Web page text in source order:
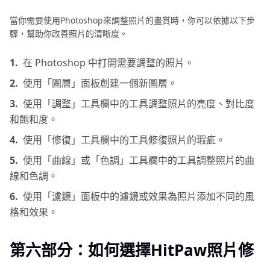
當你需要使用Photoshop來調整照片的畫質時，你可以依據以下步
驟，幫助你改善照片的清晰度。
1. 在 Photoshop 中打開需要調整的照片。
2. 使用「圖層」面板創建一個新圖層。
3. 使用「調整」工具欄中的工具調整照片的亮度、對比度
和飽和度。
4. 使用「修復」工具欄中的工具修復照片的瑕疵。
5. 使用「曲線」或「色調」工具欄中的工具調整照片的曲
線和色調。
6. 使用「濾鏡」面板中的濾鏡或效果為照片添加不同的風
格和效果。
第六部分：如何選擇HitPaw照片修